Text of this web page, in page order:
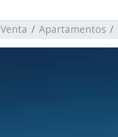
Venta Apartamentos